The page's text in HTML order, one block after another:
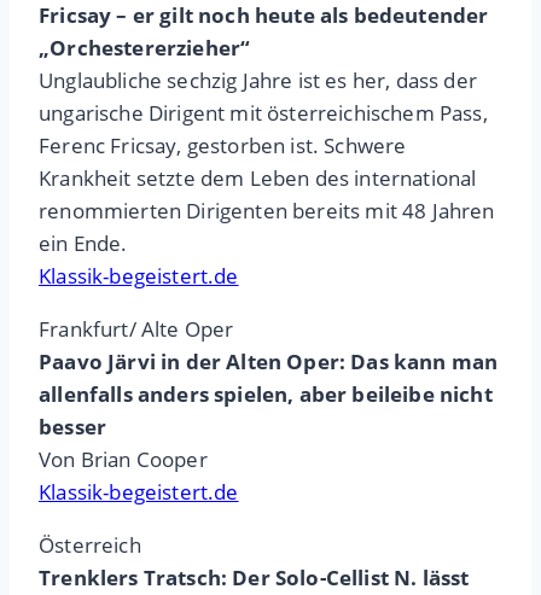
Fricsay – er gilt noch heute als bedeutender
„Orchestererzieher“
Unglaubliche sechzig Jahre ist es her, dass der
ungarische Dirigent mit österreichischem Pass,
Ferenc Fricsay, gestorben ist. Schwere
Krankheit setzte dem Leben des international
renommierten Dirigenten bereits mit 48 Jahren
ein Ende.
Klassik-begeistert.de
Frankfurt/ Alte Oper
Paavo Järvi in der Alten Oper: Das kann man
allenfalls anders spielen, aber beileibe nicht
besser
Von Brian Cooper
Klassik-begeistert.de
Österreich
Trenklers Tratsch: Der Solo-Cellist N. lässt